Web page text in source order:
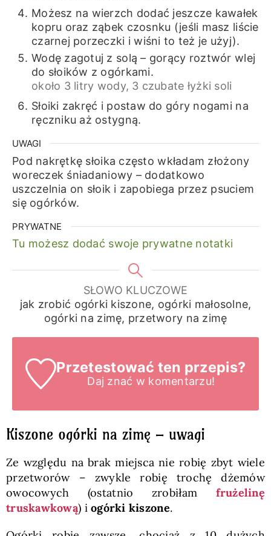
Możesz na wierzch dodać jeszcze kawałek
kopru oraz ząbek czosnku (jeśli masz liście
czarnej porzeczki i wiśni to też je użyj).
Wodę zagotuj z solą – gorący roztwór wlej
do słoików z ogórkami.
około 3 litry wody, 3 czubate łyżki soli
Słoiki zakręć i postaw do góry nogami na
ręczniku aż ostygną.
UWAGI
Pod nakrętkę słoika często wkładam złożony
woreczek śniadaniowy – dodatkowo
uszczelnia on słoik i zapobiega przez psuciem
się ogórków.
PRYWATNE
Tu możesz dodać swoje prywatne notatki
SŁOWO KLUCZOWE
jak zrobić ogórki kiszone, ogórki małosolne,
ogórki na zimę, przetwory na zimę
Przetestować ten przepis?
Daj znać w komentarzu!
Kiszone ogórki na zimę – uwagi
Ze względu na brak miejsca nie robię zbyt wiele
przetworów – zwykle robię trochę dżemów
owocowych (ostatnio zrobiłam frużelinę
truskawkową) iogórki kiszone.